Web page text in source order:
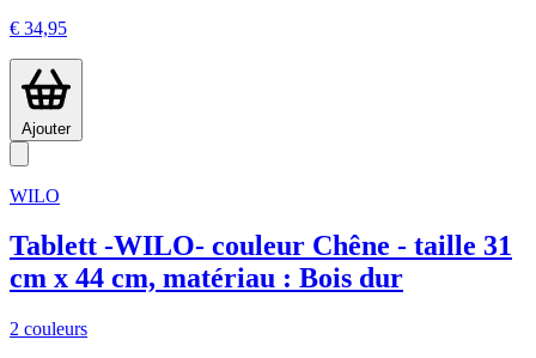
€ 34,95
Ajouter
WILO
Tablett -WILO- couleur Chêne - taille 31
cm x 44 cm, matériau : Bois dur
2 couleurs